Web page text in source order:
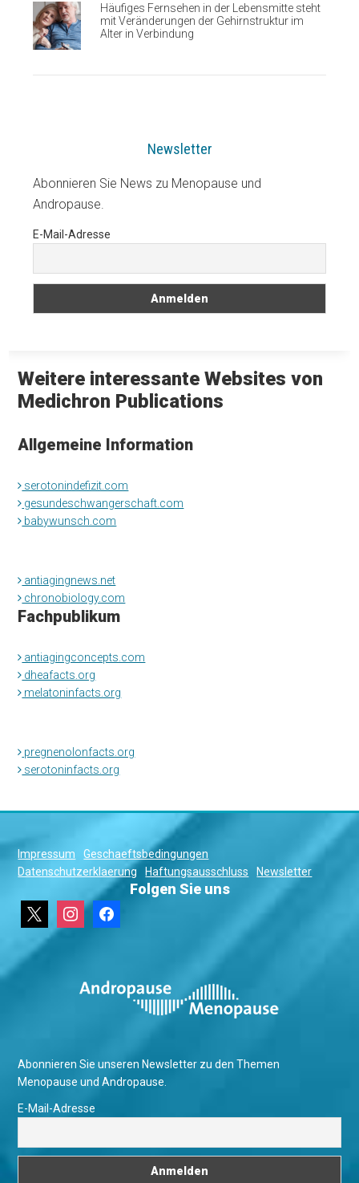
Häufiges Fernsehen in der Lebensmitte steht
mit Veränderungen der Gehirnstruktur im
Alter in Verbindung
Newsletter
Abonnieren Sie News zu Menopause und
Andropause.
E-Mail-Adresse
Weitere interessante Websites von
Medichron Publications
Allgemeine Information
serotonindefizit.com
gesundeschwangerschaft.com
babywunsch.com
antiagingnews.net
chronobiology.com
Fachpublikum
antiagingconcepts.com
dheafacts.org
melatoninfacts.org
pregnenolonfacts.org
serotoninfacts.org
Impressum
Geschaeftsbedingungen
Datenschutzerklaerung
Haftungsausschluss Newsletter
Folgen Sie uns
instagramfacebook
Abonnieren Sie unseren Newsletter zu den Themen
Menopause und Andropause.
E-Mail-Adresse